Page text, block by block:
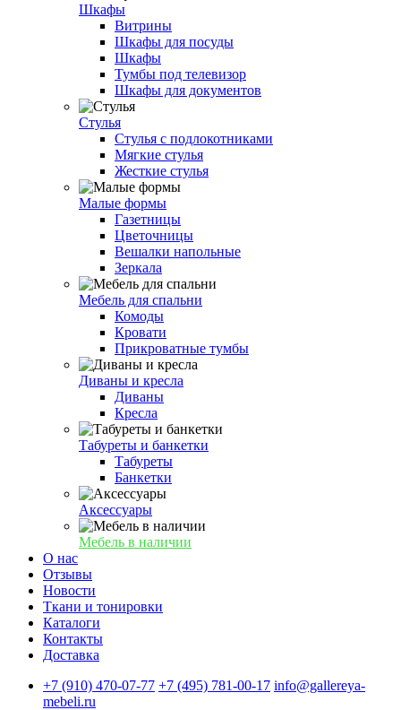
Шкафы
Витрины
Шкафы для посуды
Шкафы
Тумбы под телевизор
Шкафы для документов
Стулья
Стулья с подлокотниками
Мягкие стулья
Жесткие стулья
Малые формы
Газетницы
Цветочницы
Вешалки напольные
Зеркала
Мебель для спальни
Комоды
Кровати
Прикроватные тумбы
Диваны и кресла
Диваны
Кресла
Табуреты и банкетки
Табуреты
Банкетки
Аксессуары
Мебель в наличии
О нас
Отзывы
Новости
Ткани и тонировки
Каталоги
Контакты
Доставка
+7 (910) 470-07-77 +7 (495) 781-00-17 info@gallereya-
mebeli.ru